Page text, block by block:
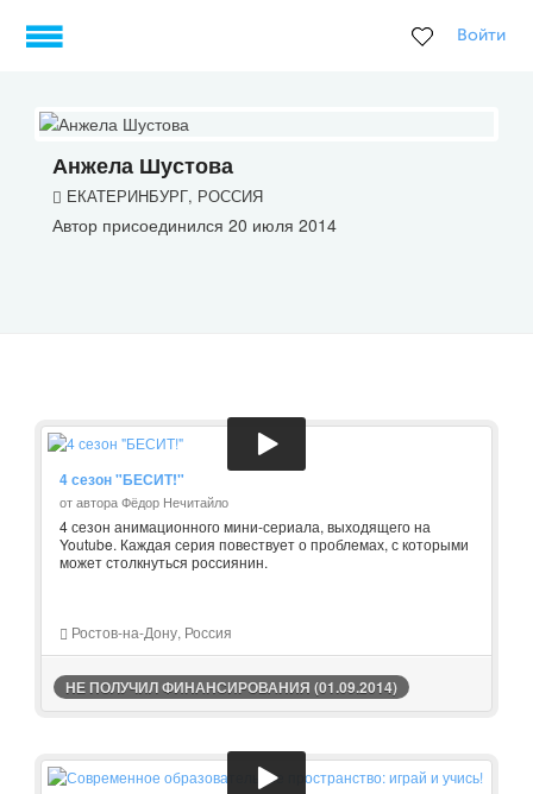
Войти
Анжела Шустова
ЕКАТЕРИНБУРГ, РОССИЯ
Автор присоединился 20 июля 2014
4 сезон "БЕСИТ!"
от автора Фёдор Нечитайло
4 сезон анимационного мини-сериала, выходящего на
Youtube. Каждая серия повествует о проблемах, с которыми
может столкнуться россиянин.
Ростов-на-Дону, Россия
НЕ ПОЛУЧИЛ ФИНАНСИРОВАНИЯ (01.09.2014)